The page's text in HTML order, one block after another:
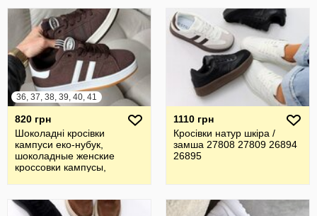
36, 37, 38, 39, 40, 41
820 грн
Шоколадні кросівки
кампуси еко-нубук,
шоколадные женские
кроссовки кампусы,
1110 грн
Кросівки натур шкіра /
замша 27808 27809 26894
26895